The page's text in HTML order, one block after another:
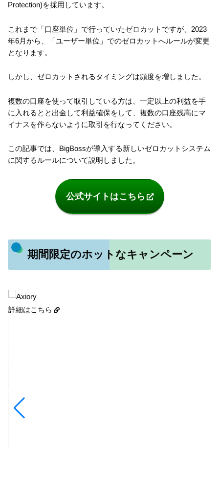
Protection)を採用しています。
これまで「口座単位」で行っていたゼロカットですが、2023
年6月から、「ユーザー単位」でのゼロカットへルールが変更
となります。
しかし、ゼロカットされるタイミングは頻度を増しました。
複数の口座を使って取引している方は、一定以上の利益を手
に入れるとと出金して利益確保をして、複数の口座残高にマ
イナスを作らないように取引を行なってください。
この記事では、BigBossが導入する新しいゼロカットシステム
に関するルールについて説明しました。
公式サイトはこちら
期間限定のホットなキャンペーン
詳細はこちら